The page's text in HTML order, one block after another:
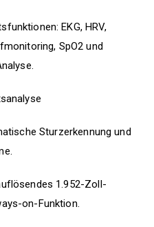
EKG, HRV,
SpO2 und
Sturzerkennung und
1.952-Zoll-
on-Funktion.